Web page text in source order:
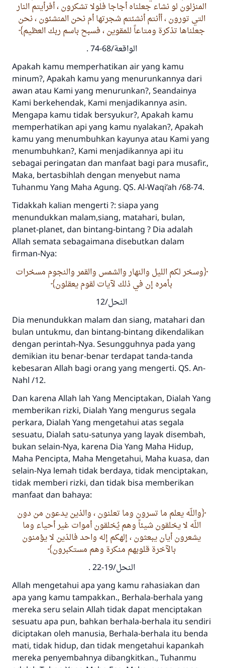
المنزلون لو نشاء جعلناه أجاجا فلولا تشكرون ، أفرأيتم النار
التي تورون ، أأنتم أنشئتم شجرتها أم نحن المنشئون ، نحن
جعلناها تذكرة ومتاعاً للمقوين ، فسبح باسم ربك العظيم
الواقعة/68-74 .
Apakah kamu memperhatikan air yang kamu
minum?, Apakah kamu yang menurunkannya dari
awan atau Kami yang menurunkan?, Seandainya
Kami berkehendak, Kami menjadikannya asin.
Mengapa kamu tidak bersyukur?, Apakah kamu
memperhatikan api yang kamu nyalakan?, Apakah
kamu yang menumbuhkan kayunya atau Kami yang
menumbuhkan?, Kami menjadikannya api itu
sebagai peringatan dan manfaat bagi para musafir.,
Maka, bertasbihlah dengan menyebut nama
Tuhanmu Yang Maha Agung. QS. Al-Waqi’ah /68-74.
Tidakkah kalian mengerti ?: siapa yang
menundukkan malam,siang, matahari, bulan,
planet-planet, dan bintang-bintang ? Dia adalah
Allah semata sebagaimana disebutkan dalam
firman-Nya:
وسخر لكم الليل والنهار والشمس والقمر والنجوم مسخرات
بأمره إن في ذلك لآيات لقوم يعقلون
النحل/12
Dia menundukkan malam dan siang, matahari dan
bulan untukmu, dan bintang-bintang dikendalikan
dengan perintah-Nya. Sesungguhnya pada yang
demikian itu benar-benar terdapat tanda-tanda
kebesaran Allah bagi orang yang mengerti. QS. An-
Nahl /12.
Dan karena Allah lah Yang Menciptakan, Dialah Yang
memberikan rizki, Dialah Yang mengurus segala
perkara, Dialah Yang mengetahui atas segala
sesuatu, Dialah satu-satunya yang layak disembah,
bukan selain-Nya, karena Dia Yang Maha Hidup,
Maha Pencipta, Maha Mengetahui, Maha kuasa, dan
selain-Nya lemah tidak berdaya, tidak menciptakan,
tidak memberi rizki, dan tidak bisa memberikan
manfaat dan bahaya:
واللّه يعلم ما تسرون وما تعلنون ، والذين يدعون من دون
اللّه لا يخلقون شيئاً وهم يُخلقون أموات غير أحياء وما
يشعرون أيان يبعثون ، إلهكم إله واحد فالذين لا يؤمنون
بالآخرة قلوبهم منكرة وهم مستكبرون
النحل/19-22 .
Allah mengetahui apa yang kamu rahasiakan dan
apa yang kamu tampakkan., Berhala-berhala yang
mereka seru selain Allah tidak dapat menciptakan
sesuatu apa pun, bahkan berhala-berhala itu sendiri
diciptakan oleh manusia, Berhala-berhala itu benda
mati, tidak hidup, dan tidak mengetahui kapankah
mereka penyembahnya dibangkitkan., Tuhanmu